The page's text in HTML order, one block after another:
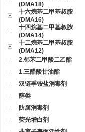
(DMA18)
十六烷基二甲基叔胺
(DMA16)
十四烷基二甲基叔胺
(DMA14)
十二烷基二甲基叔胺
(DMA12)
2.邻苯二甲酸二乙酯
1.三醋酸甘油酯
双链季铵盐消毒剂
醇类
防腐消毒剂
荧光增白剂